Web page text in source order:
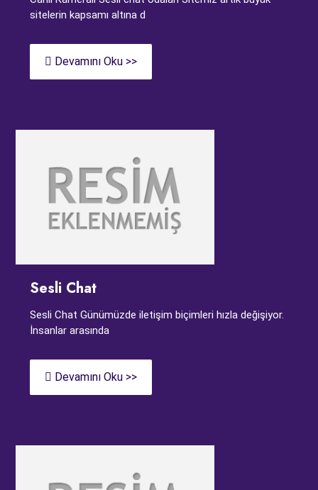
sitelerin kapsamı altına d
Devamını Oku >>
Sesli Chat
Sesli Chat Günümüzde iletişim biçimleri hızla değişiyor.
İnsanlar arasında
Devamını Oku >>